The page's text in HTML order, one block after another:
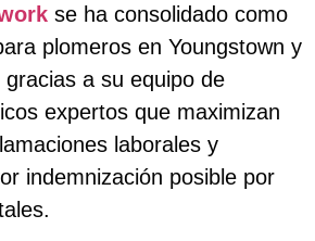
se ha consolidado como
plomeros en Youngstown y
a su equipo de
expertos que maximizan
laborales y
indemnización posible por